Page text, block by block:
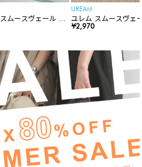
ムースヴェール リ
ィック
UREAM
ユレム スムースヴェ
ップスティック
¥2,970